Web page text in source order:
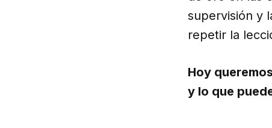
supervisión y
repetir la
Hoy
y lo que